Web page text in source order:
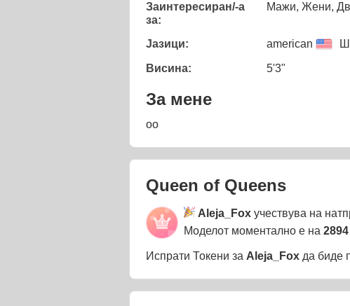
Заинтересиран/-а
за:
Мажи, Жени,
Јазици: american
Висина: 5'3"
За мене
oo
Queen of Queens
Aleja_Fox учествува на
Моделот моментално е на
Испрати Токени за Aleja_Fox да биде